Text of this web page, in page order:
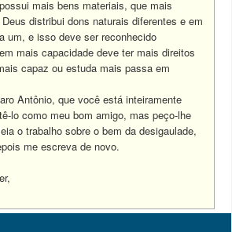
mais bens materiais, que mais
distribui dons naturais diferentes e em
um, e isso deve ser reconhecido
mais capacidade deve ter mais direitos
capaz ou estuda mais passa em
Antônio, que você está inteiramente
lo como meu bom amigo, mas peço-lhe
o trabalho sobre o bem da desigaulade,
me escreva de novo.